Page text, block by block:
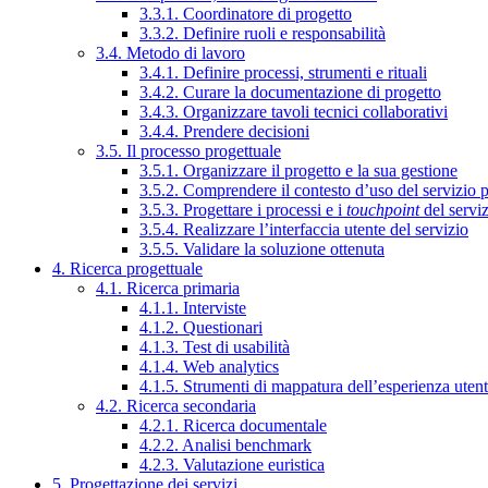
3.3.1. Coordinatore di progetto
3.3.2. Definire ruoli e responsabilità
3.4. Metodo di lavoro
3.4.1. Definire processi, strumenti e rituali
3.4.2. Curare la documentazione di progetto
3.4.3. Organizzare tavoli tecnici collaborativi
3.4.4. Prendere decisioni
3.5. Il processo progettuale
3.5.1. Organizzare il progetto e la sua gestione
3.5.2. Comprendere il contesto d’uso del servizio
3.5.3. Progettare i processi e i touchpointdel
3.5.4. Realizzare l’interfaccia utente del servizio
3.5.5. Validare la soluzione ottenuta
4. Ricerca progettuale
4.1. Ricerca primaria
4.1.1. Interviste
4.1.2. Questionari
4.1.3. Test di usabilità
4.1.4. Web analytics
4.1.5. Strumenti di mappatura dell’esperienza
4.2. Ricerca secondaria
4.2.1. Ricerca documentale
4.2.2. Analisi benchmark
4.2.3. Valutazione euristica
5. Progettazione dei servizi